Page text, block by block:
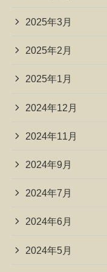
2025年3月
2025年2月
2025年1月
2024年12月
2024年11月
2024年9月
2024年7月
2024年6月
2024年5月